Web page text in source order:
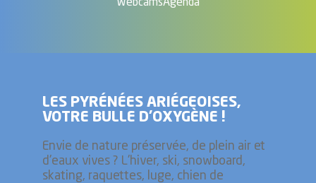
WebcamsAgenda
LES PYRÉNÉES ARIÉGEOISES,
VOTRE BULLE D’OXYGÈNE !
Envie de nature préservée, de plein air et
d'eaux vives ? L'hiver, ski, snowboard,
skating, raquettes, luge, chien de